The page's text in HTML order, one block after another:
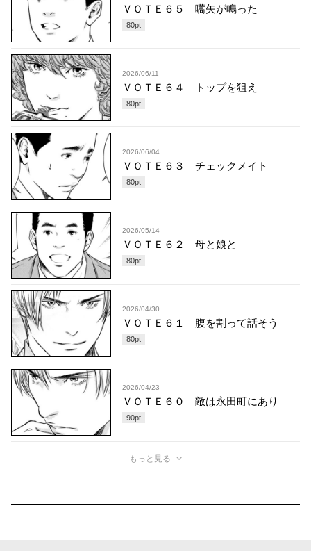
ＶＯＴＥ６５ 嚆矢が鳴った
80pt
2026/06/11
ＶＯＴＥ６４ トップを狙え
80pt
2026/06/04
ＶＯＴＥ６３ チェックメイト
80pt
2026/05/14
ＶＯＴＥ６２ 母と娘と
80pt
2026/04/30
ＶＯＴＥ６１ 腹を割って話そう
80pt
2026/04/23
ＶＯＴＥ６０ 敵は永田町にあり
90pt
もっと見る